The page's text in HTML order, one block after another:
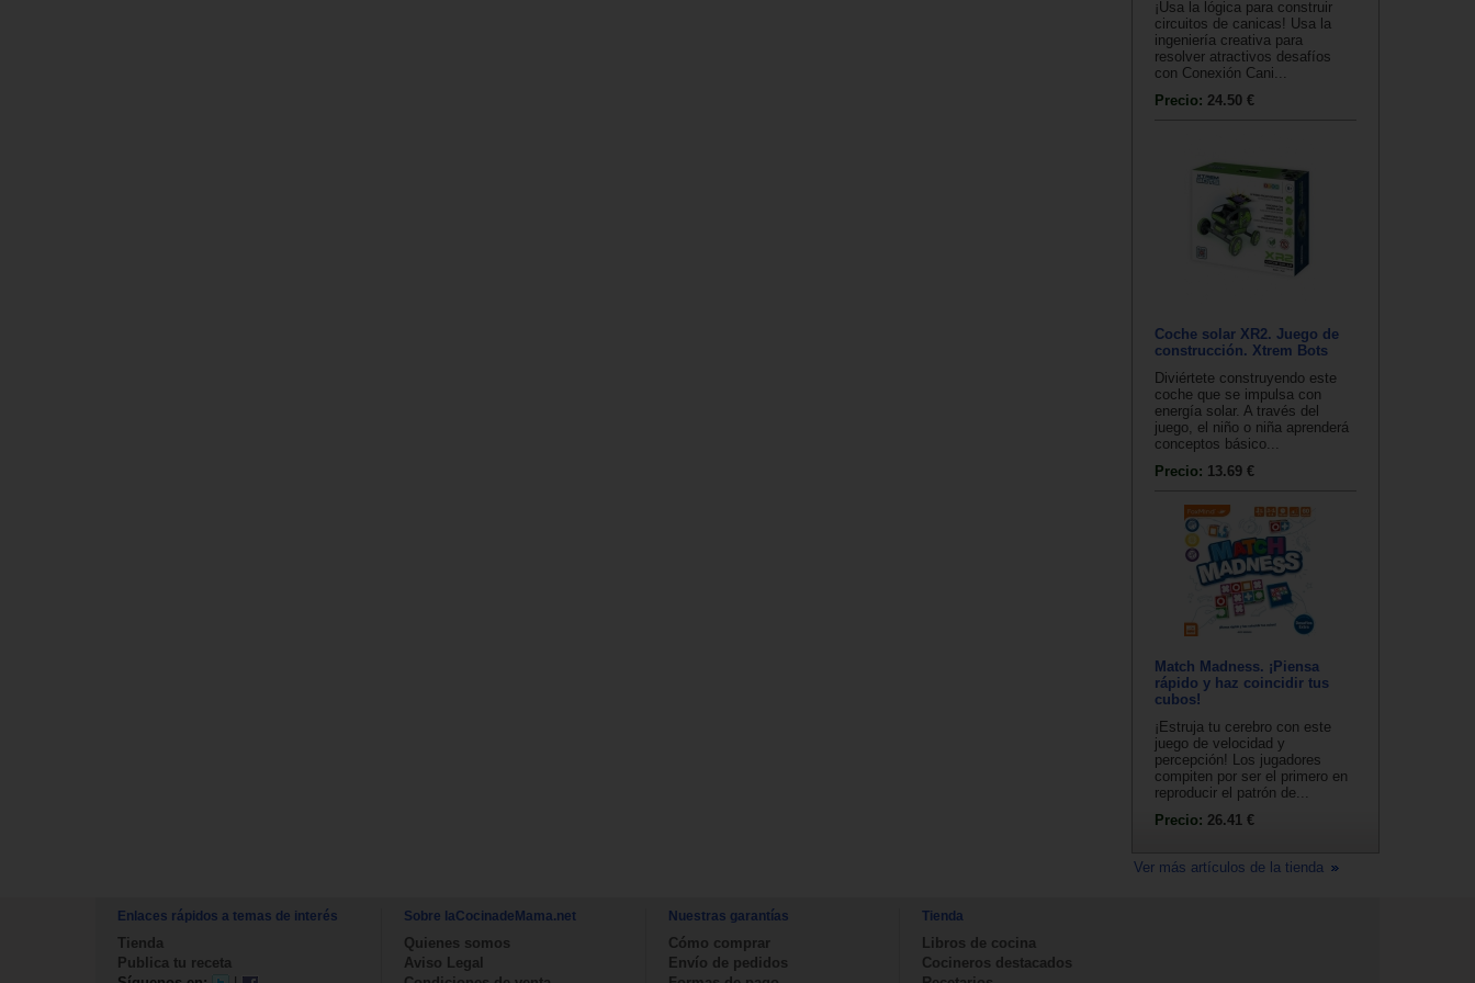
¡Usa la lógica para construir
circuitos de canicas! Usa la
ingeniería creativa para
resolver atractivos desafíos
con Conexión Cani...
Precio: 24.50 €
Coche solar XR2. Juego de
construcción. Xtrem Bots
Diviértete construyendo este
coche que se impulsa con
energía solar. A través del
juego, el niño o niña aprenderá
conceptos básico...
Precio: 13.69 €
Match Madness. ¡Piensa
rápido y haz coincidir tus
cubos!
¡Estruja tu cerebro con este
juego de velocidad y
percepción! Los jugadores
compiten por ser el primero en
reproducir el patrón de...
Precio: 26.41 €
Ver más artículos de la tienda
Enlaces rápidos a temas de interés
Tienda
Publica tu receta
Sobre laCocinadeMama.net
Quienes somos
Aviso Legal
Nuestras garantías
Cómo comprar
Envío de pedidos
Tienda
Libros de cocina
Cocineros destacados